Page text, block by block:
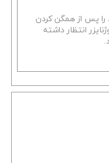
را پس از همگن کردن
انتظار داشته